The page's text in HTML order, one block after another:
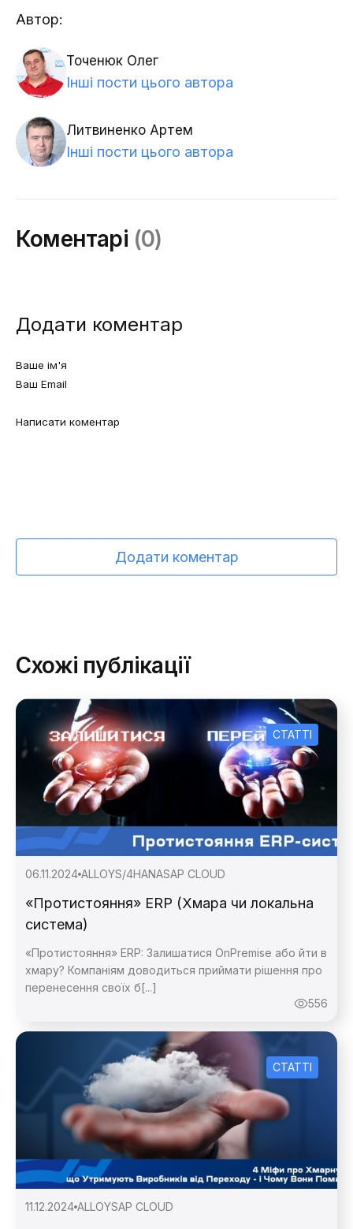
Автор:
Точенюк Олег
Інші пости цього автора
Литвиненко Артем
Інші пости цього автора
Коментарі (0)
Додати коментар
Додати коментар
Схожі публікації
СТАТТІ
06.11.2024 ALLOYS/4HANASAP CLOUD
«Протистояння» ERP (Хмара чи локальна
система)
«Протистояння» ERP: Залишатися OnPremise або йти в
хмару? Компаніям доводиться приймати рішення про
перенесення своїх б[...]
556
СТАТТІ
11.12.2024 ALLOYSAP CLOUD